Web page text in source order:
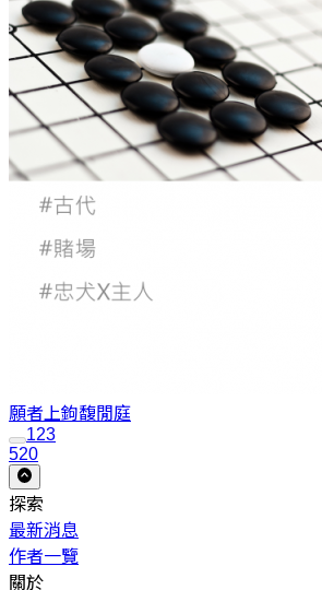
願者上鉤馥閒庭
123
520
探索
最新消息
作者一覽
關於